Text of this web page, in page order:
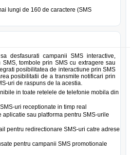
lungi de 160 de caractere (SMS
desfasurati campanii SMS interactive,
tombole prin SMS cu extragere sau
posibilitatea de interactiune prin SMS
posibilitatii de a transmite notificari prin
uri de raspuns de la acestia.
in toate retelele de telefonie mobila din
uri receptionate in timp real
aplicatie sau platforma pentru SMS-urile
pentru redirectionare SMS-uri catre adrese
pentru campanii SMS promotionale